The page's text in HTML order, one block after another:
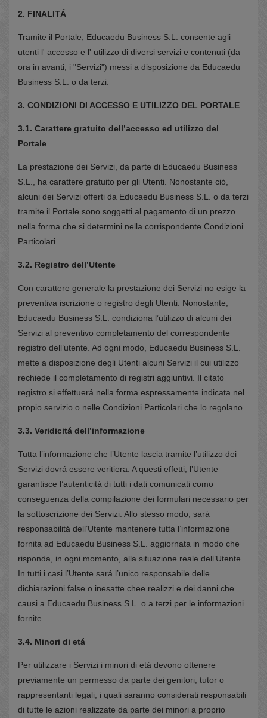
2. FINALITÁ
Tramite il Portale, Educaedu Business S.L. consente agli
utenti l' accesso e l' utilizzo di diversi servizi e contenuti (da
ora in avanti, i "Servizi") messi a disposizione da Educaedu
Business S.L. o da terzi.
3. CONDIZIONI DI ACCESSO E UTILIZZO DEL PORTALE
3.1. Carattere gratuito dell’accesso ed utilizzo del
Portale
La prestazione dei Servizi, da parte di Educaedu Business
S.L., ha carattere gratuito per gli Utenti. Nonostante ció,
alcuni dei Servizi offerti da Educaedu Business S.L. o da terzi
tramite il Portale sono soggetti al pagamento di un prezzo
nella forma che si determini nella corrispondente Condizioni
Particolari.
3.2. Registro dell’Utente
Con carattere generale la prestazione dei Servizi no esige la
preventiva iscrizione o registro degli Utenti. Nonostante,
Educaedu Business S.L. condiziona l’utilizzo di alcuni dei
Servizi al preventivo completamento del correspondente
registro dell’utente. Ad ogni modo, Educaedu Business S.L.
mette a disposizione degli Utenti alcuni Servizi il cui utilizzo
rechiede il completamento di registri aggiuntivi. Il citato
registro si effettuerá nella forma espressamente indicata nel
propio servizio o nelle Condizioni Particolari che lo regolano.
3.3. Veridicitá dell’informazione
Tutta l’informazione che l’Utente lascia tramite l’utilizzo dei
Servizi dovrá essere veritiera. A questi effetti, l’Utente
garantisce l’autenticitá di tutti i dati comunicati como
conseguenza della compilazione dei formulari necessario per
la sottoscrizione dei Servizi. Allo stesso modo, sará
responsabilitá dell’Utente mantenere tutta l’informazione
fornita ad Educaedu Business S.L. aggiornata in modo che
risponda, in ogni momento, alla situazione reale dell’Utente.
In tutti i casi l’Utente sará l’unico responsabile delle
dichiarazioni false o inesatte chee realizzi e dei danni che
causi a Educaedu Business S.L. o a terzi per le informazioni
fornite.
3.4. Minori di etá
Per utilizzare i Servizi i minori di etá devono ottenere
previamente un permesso da parte dei genitori, tutor o
rappresentanti legali, i quali saranno considerati responsabili
di tutte le azioni realizzate da parte dei minori a proprio